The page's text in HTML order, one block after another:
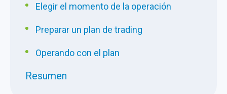
Elegir el momento de la operación
Preparar un plan de trading
Operando con el plan
Resumen